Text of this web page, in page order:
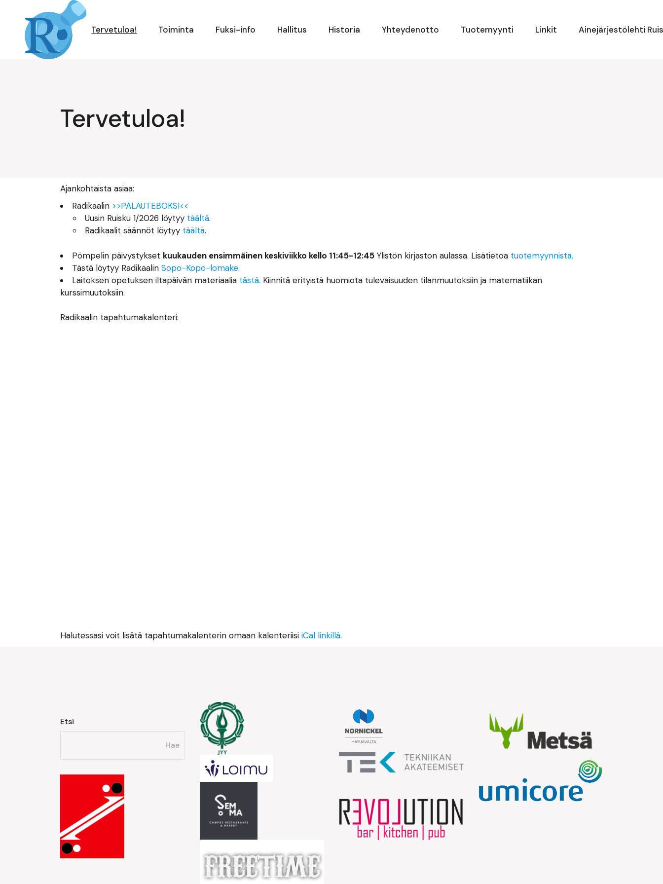
sisältöön
Tervetuloa!
Toiminta Fuksi-info Hallitus Historia Yhteydenotto Tuotemyynti Linkit Ainejärjestölehti
Tervetuloa!
Ajankohtaista asiaa:
Radikaalin >>PALAUTEBOKSI<<
Uusin Ruisku 1/2026 löytyy täältä.
Radikaalit säännöt löytyy täältä.
Pömpelin päivystykset kuukauden ensimmäinen keskiviikko kello 11:45-12:45 Ylistön kirjaston aulassa. Lisätietoa tuotemyynnistä.
Tästä löytyy Radikaalin Sopo-Kopo-lomake.
Laitoksen opetuksen iltapäivän materiaalia tästä. Kiinnitä erityistä huomiota tulevaisuuden tilanmuutoksiin ja matematiikan
kurssimuutoksiin.
Radikaalin tapahtumakalenteri:
Halutessasi voit lisätä tapahtumakalenterin omaan kalenteriisi iCal linkillä.
Etsi
Hae